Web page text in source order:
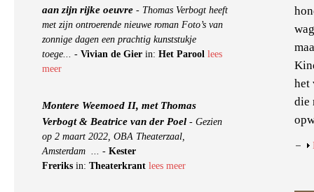
aan zijn rijke oeuvre - Thomas Verbogt heeft
met zijn ontroerende nieuwe roman Foto’s van
zonnige dagen een prachtig kunststukje
toege... - Vivian de Gier in: Het Parool lees
meer
Montere Weemoed II, met Thomas
Verbogt & Beatrice van der Poel - Gezien
op 2 maart 2022, OBA Theaterzaal,
Amsterdam ... - Kester
Freriks in: Theaterkrant lees meer
het
die